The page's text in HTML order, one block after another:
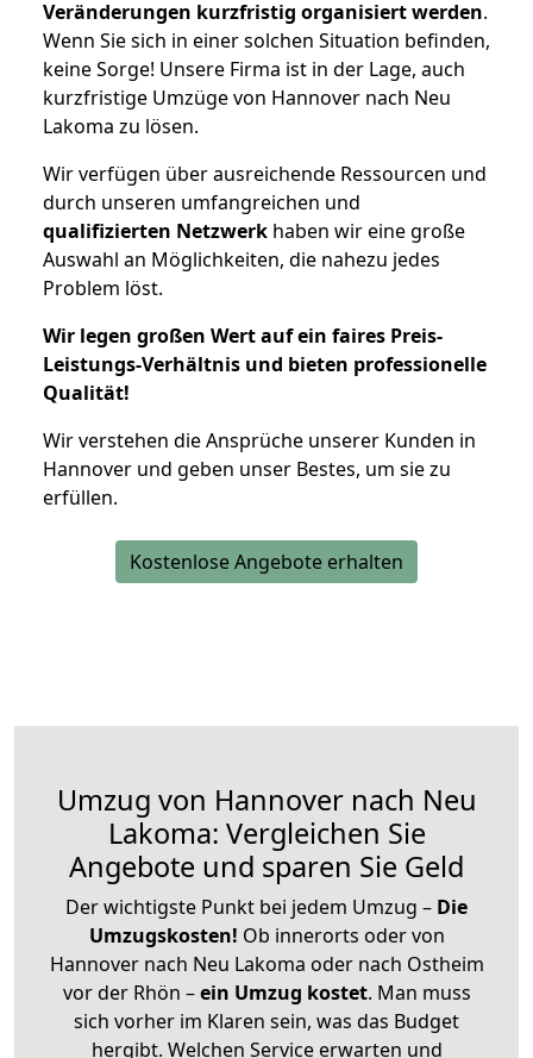
Veränderungen kurzfristig organisiert werden.
Wenn Sie sich in einer solchen Situation befinden,
keine Sorge! Unsere Firma ist in der Lage, auch
kurzfristige Umzüge von Hannover nach Neu
Lakoma zu lösen.
Wir verfügen über ausreichende Ressourcen und
durch unseren umfangreichen und
qualifizierten Netzwerk haben wir eine große
Auswahl an Möglichkeiten, die nahezu jedes
Problem löst.
Wir legen großen Wert auf ein faires Preis-
Leistungs-Verhältnis und bieten professionelle
Qualität!
Wir verstehen die Ansprüche unserer Kunden in
Hannover und geben unser Bestes, um sie zu
erfüllen.
Kostenlose Angebote erhalten
Umzug von Hannover nach Neu
Lakoma: Vergleichen Sie
Angebote und sparen Sie Geld
Der wichtigste Punkt bei jedem Umzug – Die
Umzugskosten! Ob innerorts oder von
Hannover nach Neu Lakoma oder nach Ostheim
vor der Rhön –ein Umzug kostet. Man muss
sich vorher im Klaren sein, was das Budget
hergibt. Welchen Service erwarten und